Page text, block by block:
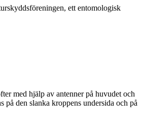
ett entomologisk
med hjälp av antenner på huvudet och
på den slanka kroppens undersida och på